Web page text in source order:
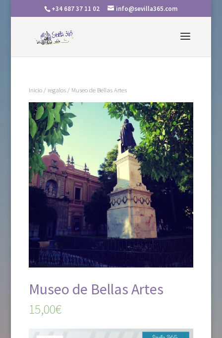
+34 687 37 11 02 info@sevilla365.com
Inicio/ regalos/ Museo de Bellas Artes
Museo de Bellas Artes
15,00€